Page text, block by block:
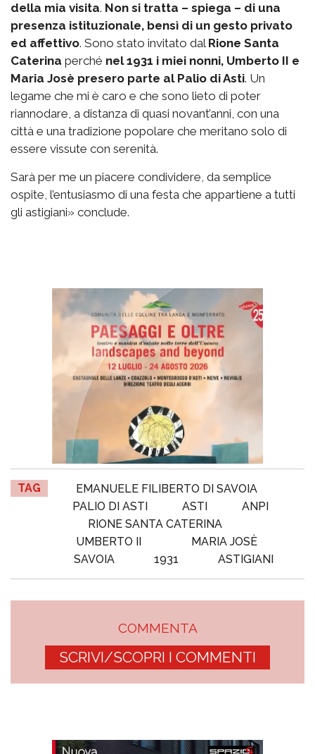
della mia visita. Non si tratta – spiega – di una
presenza istituzionale, bensì di un gesto privato
ed affettivo. Sono stato invitato dal Rione Santa
Caterina perché nel 1931 i miei nonni, Umberto II e
Maria Josè presero parte al Palio di Asti. Un
legame che mi è caro e che sono lieto di poter
riannodare, a distanza di quasi novant’anni, con una
città e una tradizione popolare che meritano solo di
essere vissute con serenità.
Sarà per me un piacere condividere, da semplice
ospite, l’entusiasmo di una festa che appartiene a tutti
gli astigiani» conclude.
TAG
EMANUELE FILIBERTO DI SAVOIA
PALIO DI ASTI
ASTI
ANPI
RIONE SANTA CATERINA
UMBERTO II
MARIA JOSÈ
SAVOIA
1931 ASTIGIANI
COMMENTA
SCRIVI/SCOPRI I COMMENTI